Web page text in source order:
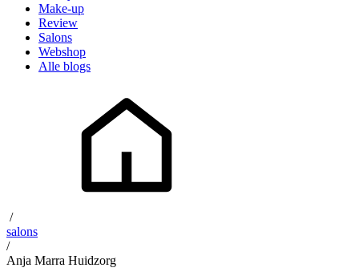
Make-up
Review
Salons
Webshop
Alle blogs
/
salons
/
Anja Marra Huidzorg